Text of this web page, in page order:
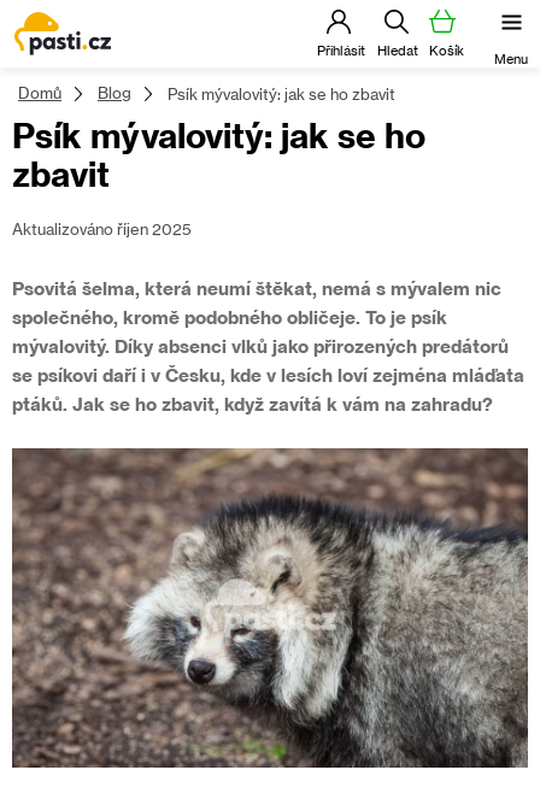
Přejít
na
obsah
Domů Blog Psík mývalovitý: jak se ho zbavit
Psík mývalovitý: jak se ho
zbavit
Aktualizováno říjen 2025
Psovitá šelma, která neumí štěkat, nemá s mývalem nic
společného, kromě podobného obličeje. To je psík
mývalovitý. Díky absenci vlků jako přirozených predátorů
se psíkovi daří i v Česku, kde v lesích loví zejména mláďata
ptáků. Jak se ho zbavit, když zavítá k vám na zahradu?